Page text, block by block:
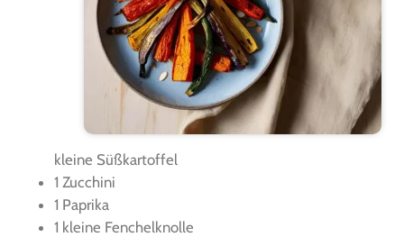
klei­ne Süßkartoffel
1 Zuc­chi­ni
1 Papri­ka
1 klei­ne Fenchelknolle